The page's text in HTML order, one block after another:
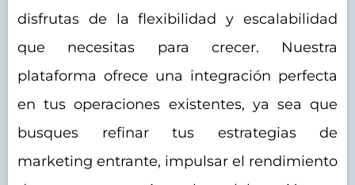
disfrutas de la flexibilidad y escalabilidad
que necesitas para crecer. Nuestra
plataforma ofrece una integración perfecta
en tus operaciones existentes, ya sea que
busques refinar tus estrategias de
marketing entrante, impulsar el rendimiento